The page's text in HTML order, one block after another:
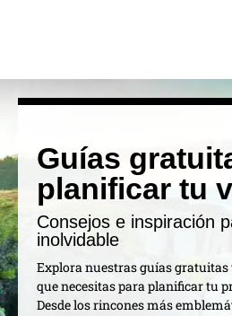
Guías
planificar tu
Consejos e inspiración
inolvidable
Explora nuestras guías gratuitas
que necesitas para planificar tu
Desde los rincones más